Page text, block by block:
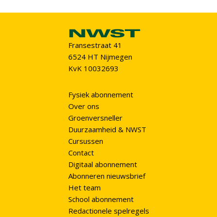
Fransestraat 41
6524 HT Nijmegen
KvK 10032693
Fysiek abonnement
Over ons
Groenversneller
Duurzaamheid & NWST
Cursussen
Contact
Digitaal abonnement
Abonneren nieuwsbrief
Het team
School abonnement
Redactionele spelregels